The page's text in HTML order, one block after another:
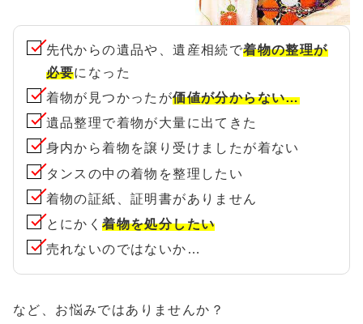
先代からの遺品や、遺産相続で着物の整理が
必要になった
着物が見つかったが価値が分からない…
遺品整理で着物が大量に出てきた
身内から着物を譲り受けましたが着ない
タンスの中の着物を整理したい
着物の証紙、証明書がありません
とにかく着物を処分したい
売れないのではないか…
など、お悩みではありませんか？